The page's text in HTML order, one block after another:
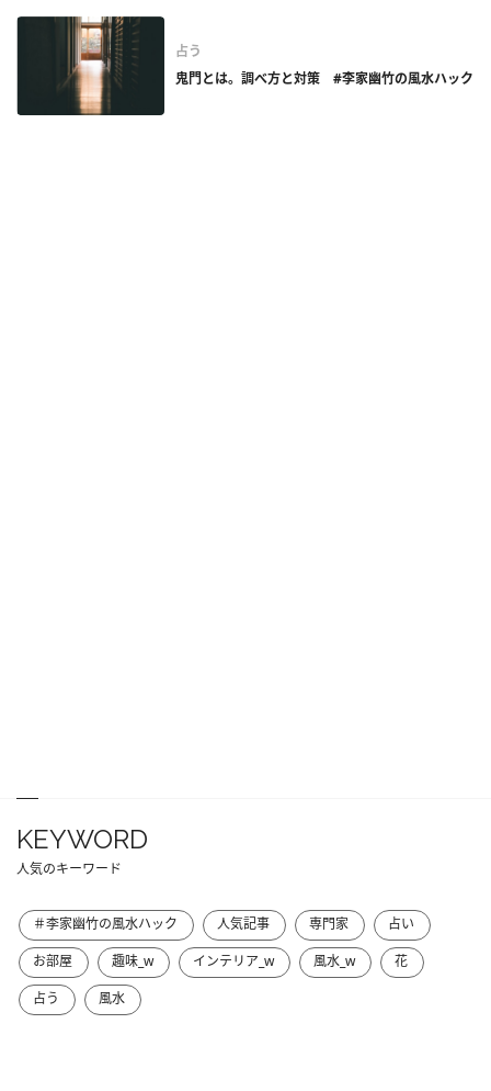
占う
鬼門とは。調べ方と対策 #李家幽竹の風水ハック
KEYWORD
人気のキーワード
＃李家幽竹の風水ハック 人気記事 専門家
占い
お部屋
趣味_w インテリア_w 風水_w
花
占う
風水